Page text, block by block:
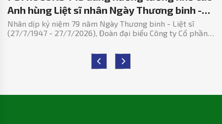
Anh hùng Liệt sĩ nhân Ngày Thương binh -
Liệt sĩ 27/7
Nhân dịp kỷ niệm 79 năm Ngày Thương binh - Liệt sĩ
(27/7/1947 - 27/7/2026), Đoàn đại biểu Công ty Cổ phần
tổ chức lễ dâng hoa, dâng hương tưởng nhớ và tri ân các
Anh hùng Liệt sĩ đã hy sinh vì độc lập, tự do của Tổ quốc
tại Đền thờ Liệt sĩ Thành phố Vũng Tàu.